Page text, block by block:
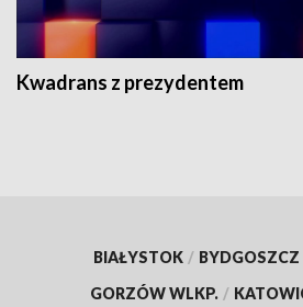
Kwadrans z prezydentem
BIAŁYSTOK / BYDGOSZCZ
GORZÓW WLKP. /